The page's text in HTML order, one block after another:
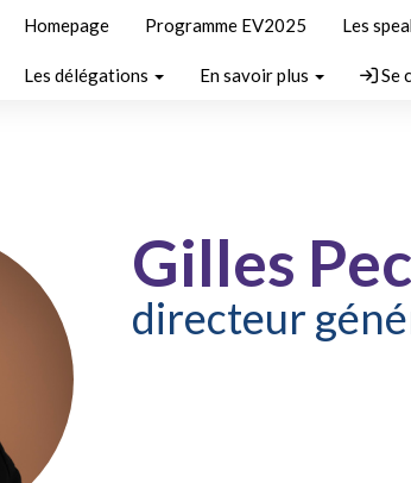
Homepage Programme EV2025 Les
Les délégations En savoir plus Se
Gilles
directeur